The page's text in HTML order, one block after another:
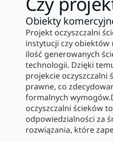
Obiekty
Projekt oczyszczalni
instytucji czy obiektów
ilość generowanych
technologii. Dzięki
projekcie oczyszczalni
prawne, co
formalnych
oczyszczalni ścieków
odpowiedzialności za
rozwiązania, które